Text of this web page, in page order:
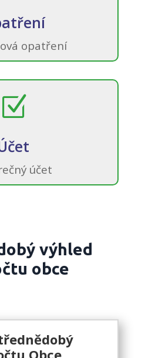
opatření
Z
účet
výhled
obce
Obce